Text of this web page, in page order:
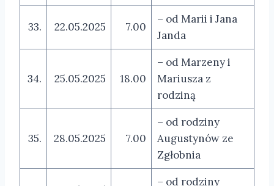
33. 22.05.2025 7.00
– od Marii i Jana
Janda
34. 25.05.2025 18.00
– od Marzeny i
Mariusza z
rodziną
35. 28.05.2025 7.00
– od rodziny
Augustynów ze
Zgłobnia
– od rodziny